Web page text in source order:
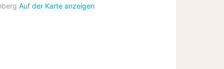
Nacht
Auf der Karte anzeigen